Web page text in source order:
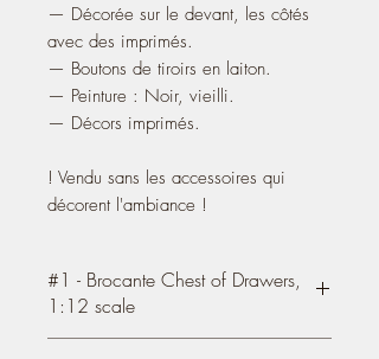
— Décorée sur le devant, les côtés
avec des imprimés.
— Boutons de tiroirs en laiton.
— Peinture : Noir, vieilli.
— Décors imprimés.
! Vendu sans les accessoires qui
décorent l'ambiance !
#1 - Brocante Chest of Drawers,
1:12 scale